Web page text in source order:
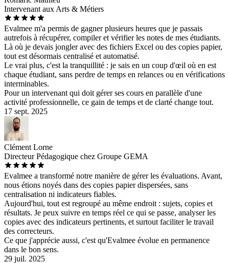
Intervenant aux Arts & Métiers
Evalmee m'a permis de gagner plusieurs heures que je passais
autrefois à récupérer, compiler et vérifier les notes de mes étudiants.
Là où je devais jongler avec des fichiers Excel ou des copies papier,
tout est désormais centralisé et automatisé.
Le vrai plus, c'est la tranquillité : je sais en un coup d'œil où en est
chaque étudiant, sans perdre de temps en relances ou en vérifications
interminables.
Pour un intervenant qui doit gérer ses cours en parallèle d'une
activité professionnelle, ce gain de temps et de clarté change tout.
17 sept. 2025
Clément Lorne
Directeur Pédagogique chez Groupe GEMA
Evalmee a transformé notre manière de gérer les évaluations. Avant,
nous étions noyés dans des copies papier dispersées, sans
centralisation ni indicateurs fiables.
Aujourd'hui, tout est regroupé au même endroit : sujets, copies et
résultats. Je peux suivre en temps réel ce qui se passe, analyser les
copies avec des indicateurs pertinents, et surtout faciliter le travail
des correcteurs.
Ce que j'apprécie aussi, c'est qu'Evalmee évolue en permanence
dans le bon sens.
29 juil. 2025